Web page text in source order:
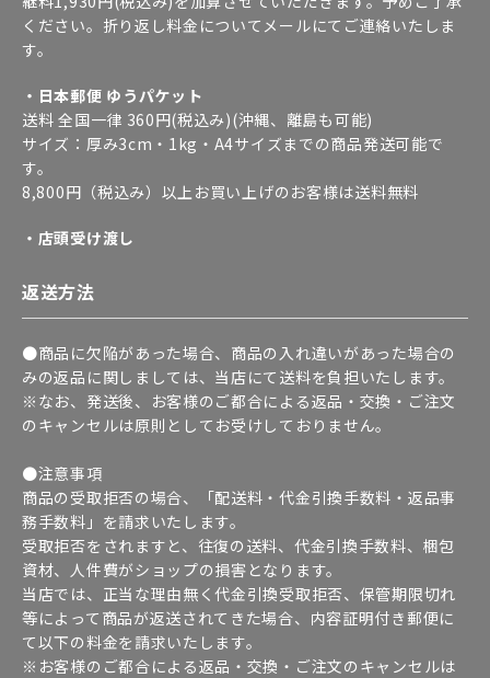
ください。折り返し料金についてメールにてご連絡いたしま
す。
・日本郵便 ゆうパケット
送料 全国一律 360円(税込み)(沖縄、離島も可能)
サイズ：厚み3cm・1kg・A4サイズまでの商品発送可能で
す。
8,800円（税込み）以上お買い上げのお客様は送料無料
・店頭受け渡し
返送方法
●商品に欠陥があった場合、商品の入れ違いがあった場合の
みの返品に関しましては、当店にて送料を負担いたします。
※なお、発送後、お客様のご都合による返品・交換・ご注文
のキャンセルは原則としてお受けしておりません。
●注意事項
商品の受取拒否の場合、「配送料・代金引換手数料・返品事
務手数料」を請求いたします。
受取拒否をされますと、往復の送料、代金引換手数料、梱包
資材、人件費がショップの損害となります。
当店では、正当な理由無く代金引換受取拒否、保管期限切れ
等によって商品が返送されてきた場合、内容証明付き郵便に
て以下の料金を請求いたします。
※お客様のご都合による返品・交換・ご注文のキャンセルは